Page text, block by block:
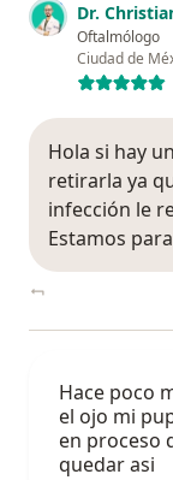
Dr.
Oftalmólogo
Ciudad de
Hola si hay
retirarla ya
infección le
Estamos
Hace poco
el ojo mi
en proceso
quedar asi